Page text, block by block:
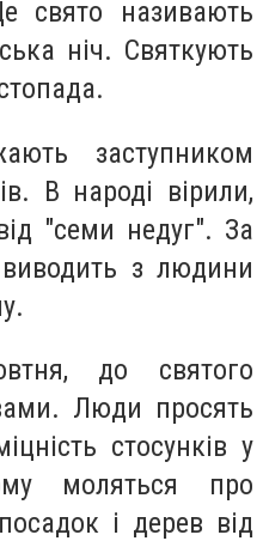
свято називають
ніч. Святкують
заступником
В народі вірили,
"семи недуг". За
виводить з людини
до святого
Люди просять
стосунків у
моляться про
і дерев від